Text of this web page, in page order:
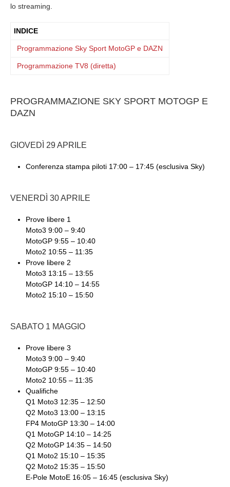
lo streaming.
INDICE
Programmazione Sky Sport MotoGP e DAZN
Programmazione TV8 (diretta)
PROGRAMMAZIONE SKY SPORT MOTOGP E
DAZN
GIOVEDÌ 29 APRILE
Conferenza stampa piloti 17:00 – 17:45 (esclusiva Sky)
VENERDÌ 30 APRILE
Prove libere 1
Moto3 9:00 – 9:40
MotoGP 9:55 – 10:40
Moto2 10:55 – 11:35
Prove libere 2
Moto3 13:15 – 13:55
MotoGP 14:10 – 14:55
Moto2 15:10 – 15:50
SABATO 1 MAGGIO
Prove libere 3
Moto3 9:00 – 9:40
MotoGP 9:55 – 10:40
Moto2 10:55 – 11:35
Qualifiche
Q1 Moto3 12:35 – 12:50
Q2 Moto3 13:00 – 13:15
FP4 MotoGP 13:30 – 14:00
Q1 MotoGP 14:10 – 14:25
Q2 MotoGP 14:35 – 14:50
Q1 Moto2 15:10 – 15:35
Q2 Moto2 15:35 – 15:50
E-Pole MotoE 16:05 – 16:45 (esclusiva Sky)